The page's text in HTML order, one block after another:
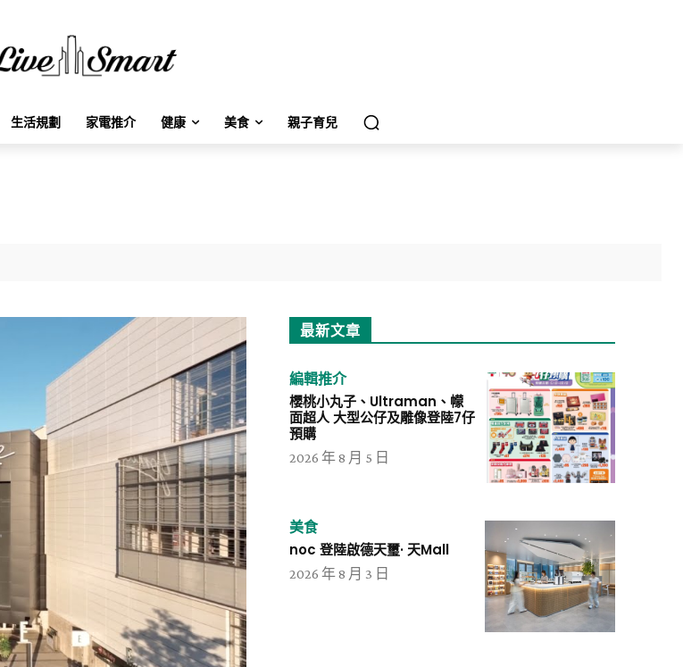
生活規劃 家電推介 健康 美食 親子育兒
最新文章
編輯推介
櫻桃小丸子、Ultraman、幪
面超人 大型公仔及雕像登陸7仔
預購
2026 年 8 月 5 日
美食
noc 登陸啟德天璽· 天Mall
2026 年 8 月 3 日